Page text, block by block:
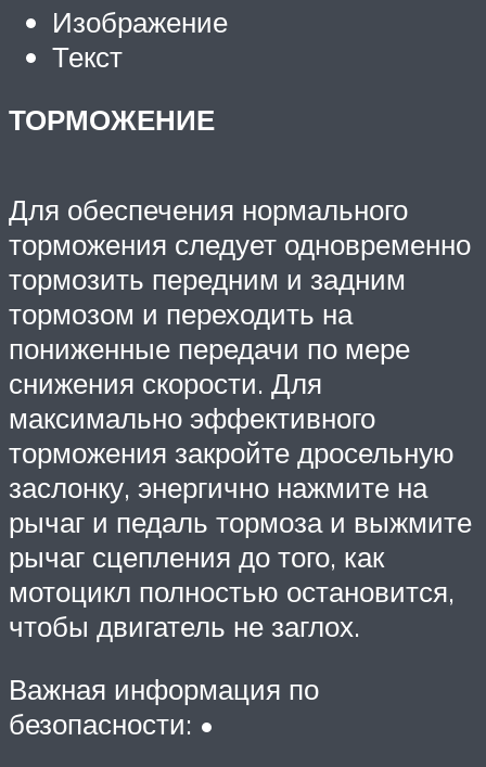
Изображение
Текст
ТОРМОЖЕНИЕ
Для обеспечения нормального
торможения следует одновременно
тормозить передним и задним
тормозом и переходить на
пониженные передачи по мере
снижения скорости. Для
максимально эффективного
торможения закройте дросельную
заслонку, энергично нажмите на
рычаг и педаль тормоза и выжмите
рычаг сцепления до того, как
мотоцикл полностью остановится,
чтобы двигатель не заглох.
Важная информация по
безопасности: •